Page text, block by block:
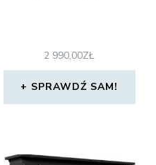
2 990,00ZŁ
SPRAWDŹ SAM!